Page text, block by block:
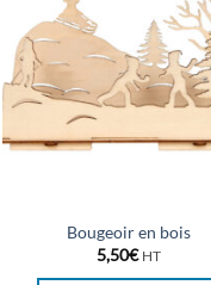
Bougeoir en bois
5,50€ HT